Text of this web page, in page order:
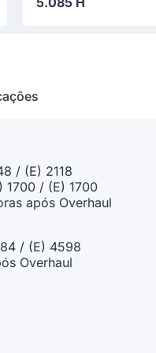
/ (E) 2118
1700 / (E) 1700
após Overhaul
/ (E) 4598
Overhaul